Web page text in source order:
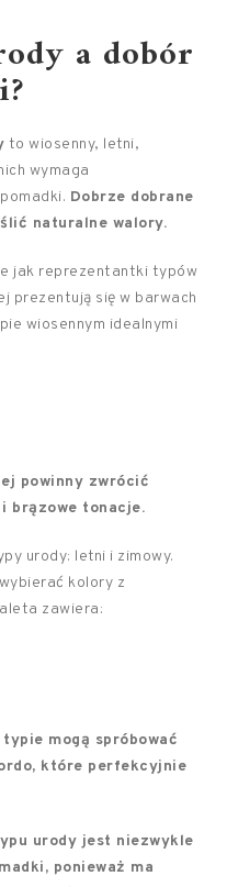
a dobór
to wiosenny, letni,
wymaga
Dobrze dobrane
naturalne walory.
jak reprezentantki typów
prezentują się w barwach
wiosennym idealnymi
powinny zwrócić
i brązowe tonacje.
urody: letni i zimowy.
kolory z
zawiera:
mogą spróbować
które perfekcyjnie
urody jest niezwykle
ponieważ ma